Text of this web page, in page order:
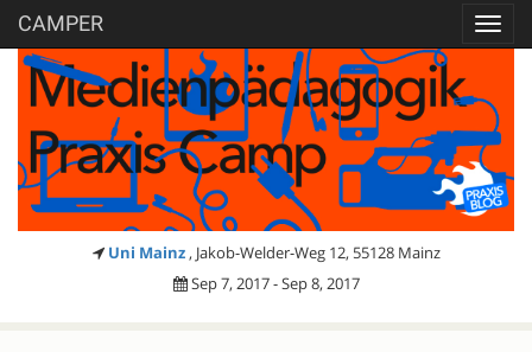
CAMPER
Uni Mainz , Jakob-Welder-Weg 12, 55128 Mainz
Sep 7, 2017 - Sep 8, 2017